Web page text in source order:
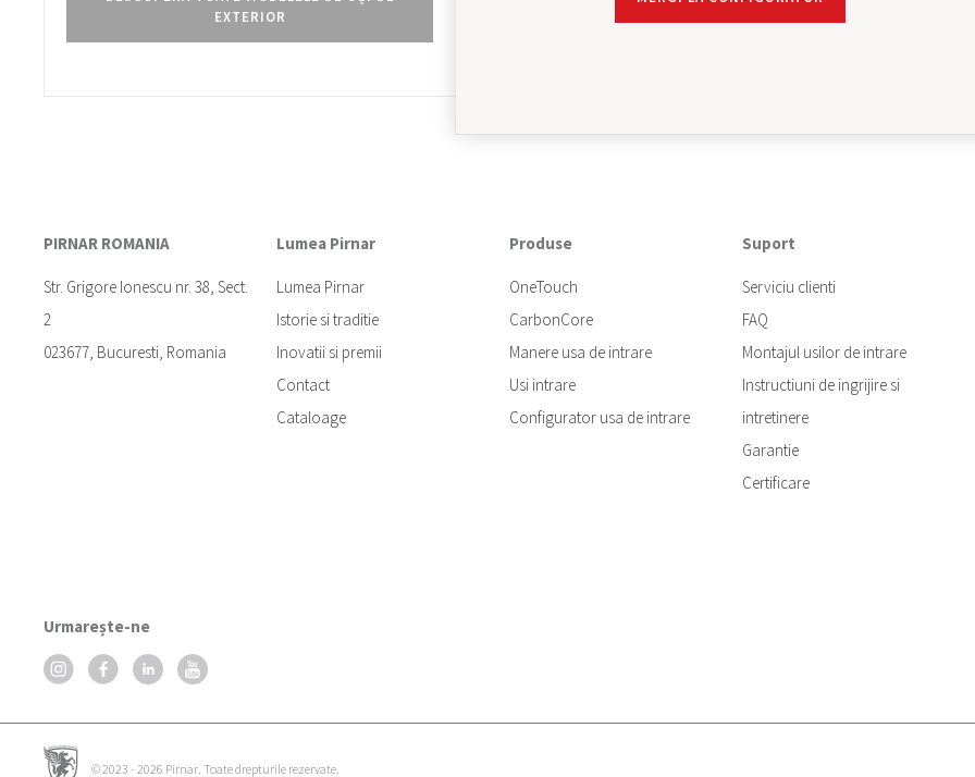
EXTERIOR
PIRNAR ROMANIA
Str. Grigore Ionescu nr. 38, Sect.
2
023677, Bucuresti, Romania
Lumea Pirnar
Lumea Pirnar
Istorie si traditie
Inovatii si premii
Contact
Cataloage
Produse
OneTouch
CarbonCore
Manere usa de intrare
Usi intrare
Configurator usa de intrare
Suport
Serviciu clienti
FAQ
Montajul usilor de intrare
Instructiuni de ingrijire si
intretinere
Garantie
Certificare
Urmarește-ne
© 2023 - 2026 Pirnar. Toate drepturile rezervate.